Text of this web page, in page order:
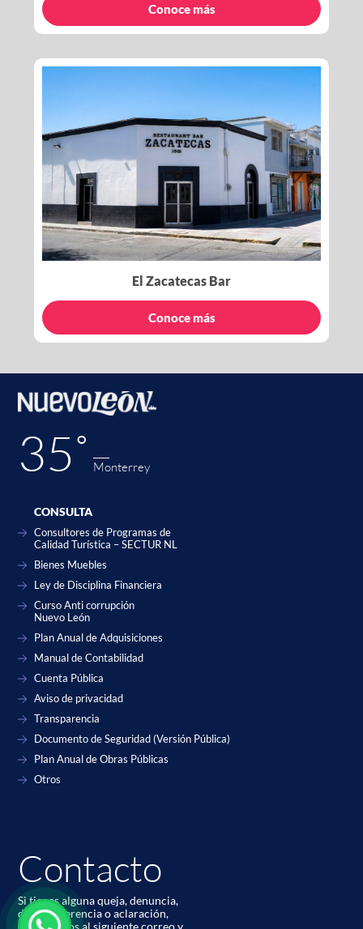
Conoce más
El Zacatecas Bar
Conoce más
35˚ Monterrey
CONSULTA
Consultores de Programas de
Calidad Turística – SECTUR NL
Bienes Muebles
Ley de Disciplina Financiera
Curso Anti corrupción
Nuevo León
Plan Anual de Adquisiciones
Manual de Contabilidad
Cuenta Pública
Aviso de privacidad
Transparencia
Documento de Seguridad (Versión Pública)
Plan Anual de Obras Públicas
Otros
Contacto
Si tienes alguna queja, denuncia,
duda, sugerencia o aclaración,
contáctanos al siguiente correo y